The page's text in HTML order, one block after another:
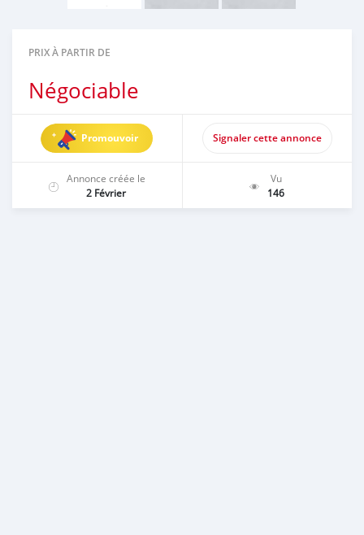
PRIX À PARTIR DE
Négociable
Promouvoir Signaler cette annonce
Annonce créée le
2 Février
Vu
146